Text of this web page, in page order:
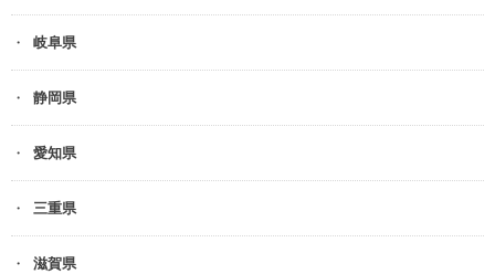
岐阜県
静岡県
愛知県
三重県
滋賀県